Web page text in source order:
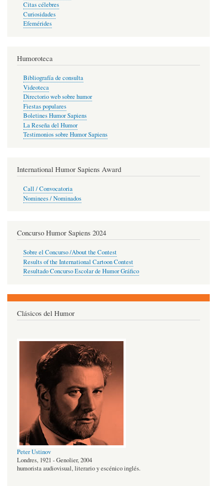
Citas célebres
Curiosidades
Efemérides
Humoroteca
Bibliografía de consulta
Videoteca
Directorio web sobre humor
Fiestas populares
Boletines Humor Sapiens
La Reseña del Humor
Testimonios sobre Humor Sapiens
International Humor Sapiens Award
Call / Convocatoria
Nominees / Nominados
Concurso Humor Sapiens 2024
Sobre el Concurso /About the Contest
Results of the International Cartoon Contest
Resultado Concurso Escolar de Humor Gráfico
Clásicos del Humor
Peter Ustinov
Londres, 1921 - Genolier, 2004
humorista audiovisual, literario y escénico inglés.